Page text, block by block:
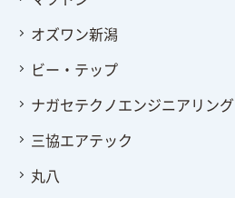
オズワン新潟
ビー・テップ
ナガセテクノエンジニアリング
三協エアテック
丸八